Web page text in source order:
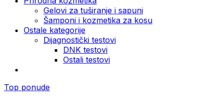
Gelovi za tuširanje i sapuni
Šamponi i kozmetika za kosu
Ostale kategorije
Dijagnostički testovi
DNK testovi
Ostali testovi
Top ponude